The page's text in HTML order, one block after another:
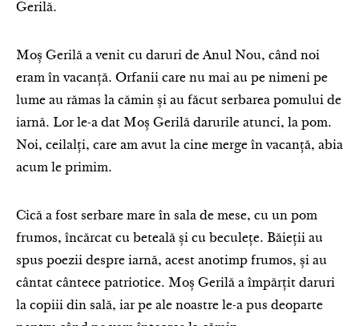
Gerilă.
Moș Gerilă a venit cu daruri de Anul Nou, când noi
eram în vacanță. Orfanii care nu mai au pe nimeni pe
lume au rămas la cămin și au făcut serbarea pomului de
iarnă. Lor le-a dat Moș Gerilă darurile atunci, la pom.
Noi, ceilalți, care am avut la cine merge în vacanță, abia
acum le primim.
Cică a fost serbare mare în sala de mese, cu un pom
frumos, încărcat cu beteală și cu beculețe. Băieții au
spus poezii despre iarnă, acest anotimp frumos, și au
cântat cântece patriotice. Moș Gerilă a împărțit daruri
la copiii din sală, iar pe ale noastre le-a pus deoparte